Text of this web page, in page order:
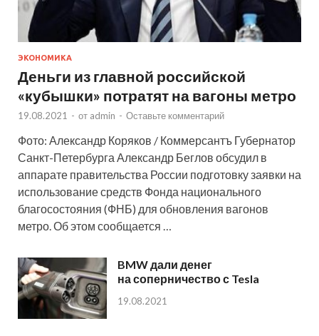
ЭКОНОМИКА
Деньги из главной российской
«кубышки» потратят на вагоны метро
19.08.2021 - от admin - Оставьте комментарий
Фото: Александр Коряков / Коммерсантъ Губернатор
Санкт-Петербурга Александр Беглов обсудил в
аппарате правительства России подготовку заявки на
использование средств Фонда национального
благосостояния (ФНБ) для обновления вагонов
метро. Об этом сообщается …
BMW дали денег
на соперничество с Tesla
19.08.2021